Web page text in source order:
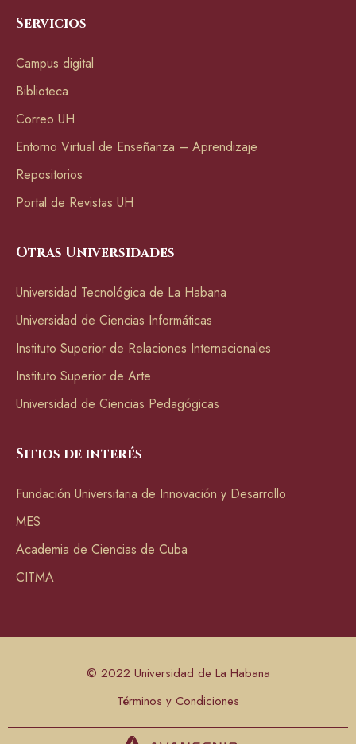
Servicios
Campus digital
Biblioteca
Correo UH
Entorno Virtual de Enseñanza – Aprendizaje
Repositorios
Portal de Revistas UH
Otras Universidades
Universidad Tecnológica de La Habana
Universidad de Ciencias Informáticas
Instituto Superior de Relaciones Internacionales
Instituto Superior de Arte
Universidad de Ciencias Pedagógicas
Sitios de interés
Fundación Universitaria de Innovación y Desarrollo
MES
Academia de Ciencias de Cuba
CITMA
© 2022 Universidad de La Habana
Términos y Condiciones